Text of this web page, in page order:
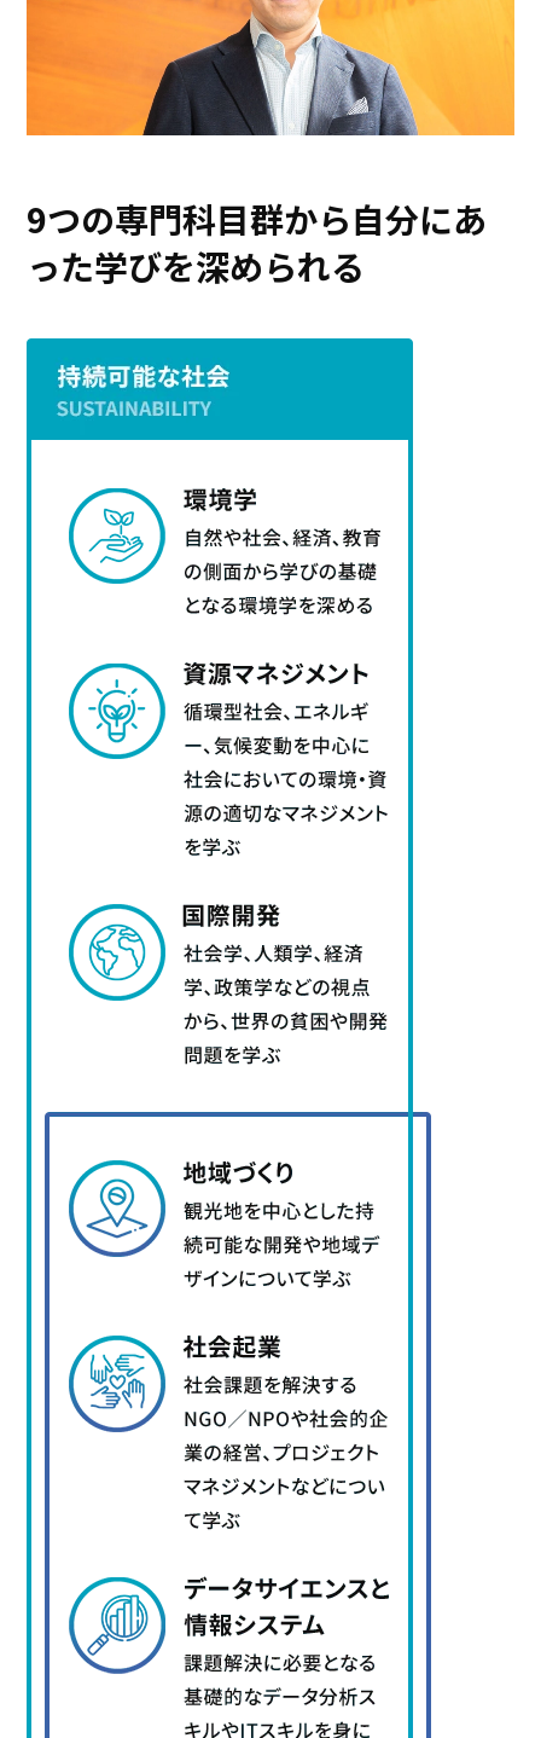
9つの専門科目群から自分にあ
った学びを深められる